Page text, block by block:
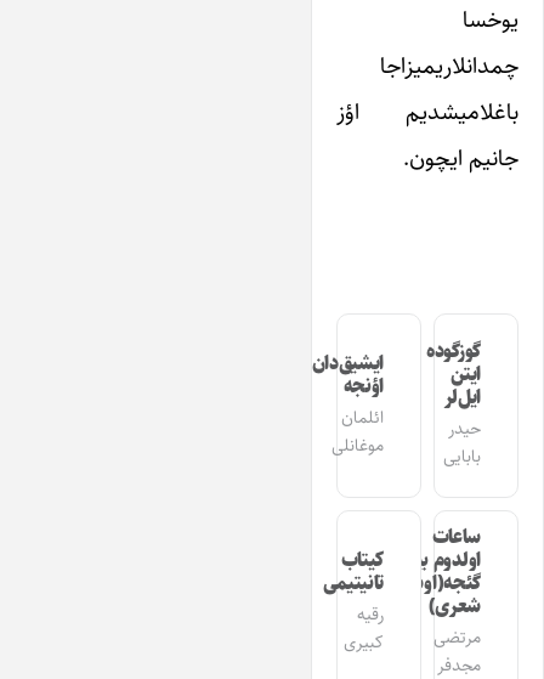
یوخسا
چمدانلاریمیزاجا
باغلامیشدیم اؤز
جانیم ایچون.
گوزگوده
ایتن
ایل‌لر
حیدر
بابایی
ایشیق‌دان
اؤنجه
ائلمان
موغانلی
ساعات
اولدوم بیر
گئجه(اوشاق
شعری)
مرتضی
مجدفر
کیتاب
تانیتیمی
رقیه
کبیری